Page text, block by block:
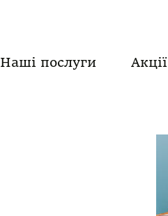
Наші послуги Акції